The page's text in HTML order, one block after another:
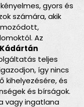
gyors és
számára, akik
Az
teljes
így nincs
kihelyezésére, és
és bírságok.
vagy ingatlana